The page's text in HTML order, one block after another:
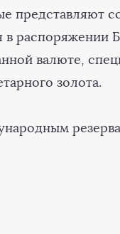
представляют
распоряжении
валюте,
золота.